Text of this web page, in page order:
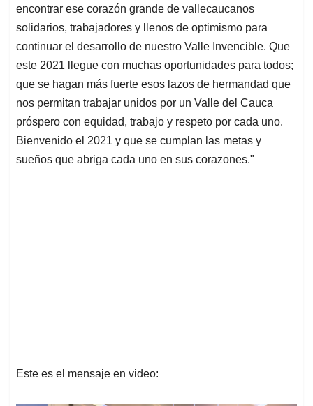
p
p
o
k
I
n
s
encontrar ese corazón grande de vallecaucanos
solidarios, trabajadores y llenos de optimismo para
continuar el desarrollo de nuestro Valle Invencible. Que
este 2021 llegue con muchas oportunidades para todos;
que se hagan más fuerte esos lazos de hermandad que
nos permitan trabajar unidos por un Valle del Cauca
próspero con equidad, trabajo y respeto por cada uno.
Bienvenido el 2021 y que se cumplan las metas y
sueños que abriga cada uno en sus corazones."
Este es el mensaje en video: